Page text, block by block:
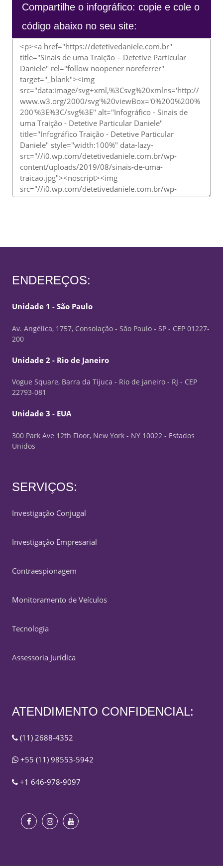
Compartilhe o infográfico: copie e cole o
código abaixo no seu site:
ENDEREÇOS:
Unidade 1 - São Paulo
Av. Angélica, 1757, Consolação - São Paulo - SP - CEP 01227-
200
Unidade 2 - Rio de Janeiro
Vogue Square, Barra da Tijuca - Rio de janeiro - RJ - CEP
22793-081
Unidade 3 - EUA
300 Park Ave 12th Floor, New York - NY 10022 - Estados
Unidos
SERVIÇOS:
Investigação Conjugal
Investigação Empresarial
Contraespionagem
Monitoramento de Veículos
Tecnologia
Assessoria Jurídica
ATENDIMENTO CONFIDENCIAL:
(11) 2688-4352
+55 (11) 98553-5942
+1 646-978-9097